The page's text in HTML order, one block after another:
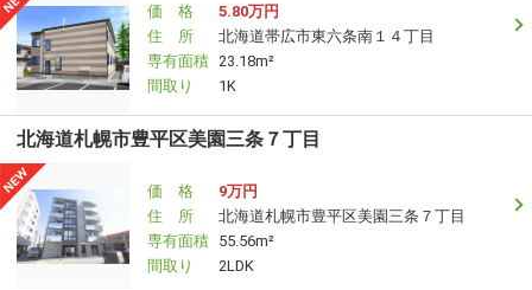
価 格
5.80万円
住 所
北海道帯広市東六条南１４丁目
専有面積 23.18m²
間取り
1K
北海道札幌市豊平区美園三条７丁目
価 格
9万円
住 所
北海道札幌市豊平区美園三条７丁目
専有面積 55.56m²
間取り
2LDK